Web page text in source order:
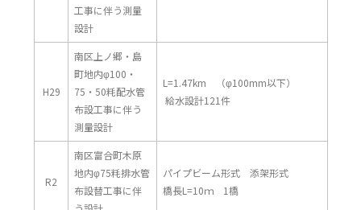
工事に伴う測量
設計
H29
南区上ノ郷・島
町地内φ100・
75・50粍配水管
布設工事に伴う
測量設計
L=1.47km （φ100mm以下）
給水設計121件
R2
南区富合町木原
地内φ75粍排水管
布設替工事に伴
パイプビーム形式 添架形式
橋長L=10ｍ 1橋